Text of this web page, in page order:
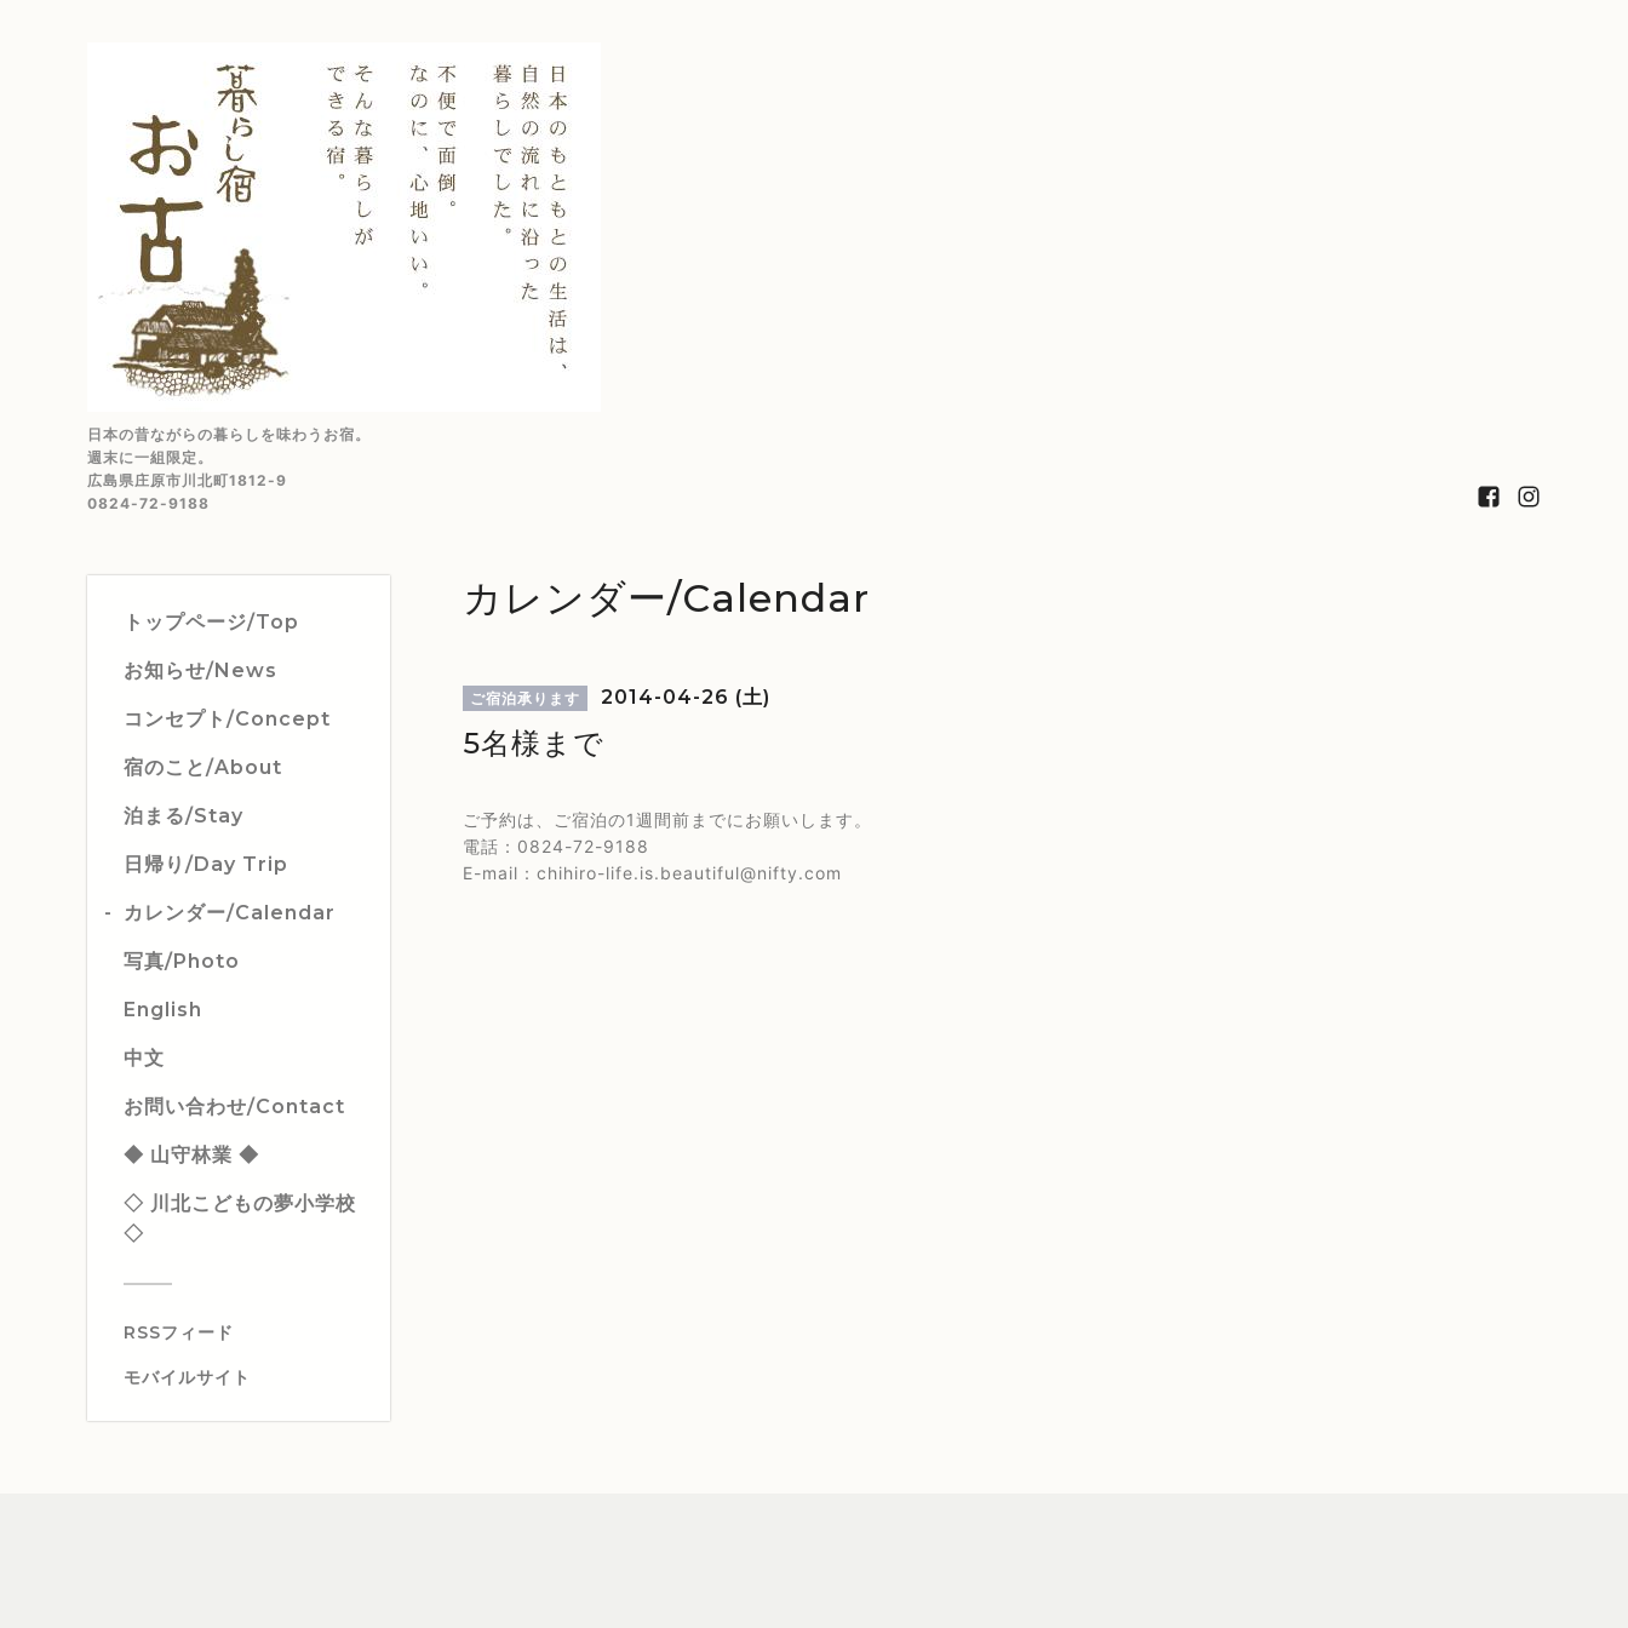
日本の昔ながらの暮らしを味わうお宿。
週末に一組限定。
広島県庄原市川北町1812-9
0824-72-9188
トップページ/Top
お知らせ/News
コンセプト/Concept
宿のこと/About
泊まる/Stay
日帰り/Day Trip
カレンダー/Calendar
写真/Photo
English
中文
お問い合わせ/Contact
◆ 山守林業 ◆
◇ 川北こどもの夢小学校
◇
RSSフィード
モバイルサイト
カレンダー/Calendar
ご宿泊承ります 2014-04-26 (土)
5名様まで
ご予約は、ご宿泊の1週間前までにお願いします。
電話：0824-72-9188
E-mail：chihiro-life.is.beautiful@nifty.com